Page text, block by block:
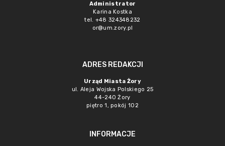
Administrator
Karina Kostka
tel. +48 324348232
or@um.zory.pl
ADRES REDAKCJI
Urząd Miasta Żory
ul. Aleja Wojska Polskiego 25
44-240 Żory
piętro 1, pokój 102
INFORMACJE